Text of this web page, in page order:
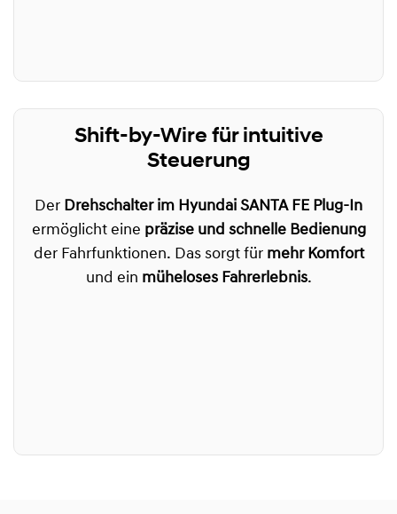
Shift-by-Wire für intuitive
Steuerung
Der Drehschalter im Hyundai SANTA FE Plug-In
ermöglicht eine präzise und schnelle Bedienung
der Fahrfunktionen. Das sorgt für mehr Komfort
und ein müheloses Fahrerlebnis.